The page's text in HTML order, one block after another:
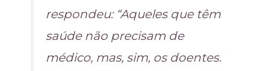
respondeu: “Aqueles que têm
saúde não precisam de
médico, mas, sim, os doentes.